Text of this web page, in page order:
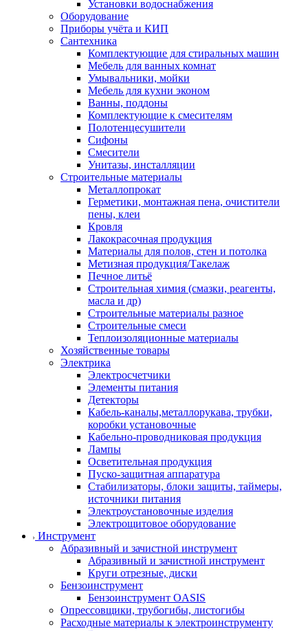
Установки водоснабжения
Оборудование
Приборы учёта и КИП
Сантехника
Комплектующие для стиральных машин
Мебель для ванных комнат
Умывальники, мойки
Мебель для кухни эконом
Ванны, поддоны
Комплектующие к смесителям
Полотенцесушители
Сифоны
Смесители
Унитазы, инсталляции
Строительные материалы
Металлопрокат
Герметики, монтажная пена, очистители
пены, клеи
Кровля
Лакокрасочная продукция
Материалы для полов, стен и потолка
Метизная продукция/Такелаж
Печное литьё
Строительная химия (смазки, реагенты,
масла и др)
Строительные материалы разное
Строительные смеси
Теплоизоляционные материалы
Хозяйственные товары
Электрика
Электросчетчики
Элементы питания
Детекторы
Кабель-каналы,металлорукава, трубки,
коробки установочные
Кабельно-проводниковая продукция
Лампы
Осветительная продукция
Пуско-защитная аппаратура
Стабилизаторы, блоки защиты, таймеры,
источники питания
Электроустановочные изделия
Электрощитовое оборудование
Инструмент
Абразивный и зачистной инструмент
Абразивный и зачистной инструмент
Круги отрезные, диски
Бензоинструмент
Бензоинструмент OASIS
Опрессовщики, трубогибы, листогибы
Расходные материалы к электроинструменту